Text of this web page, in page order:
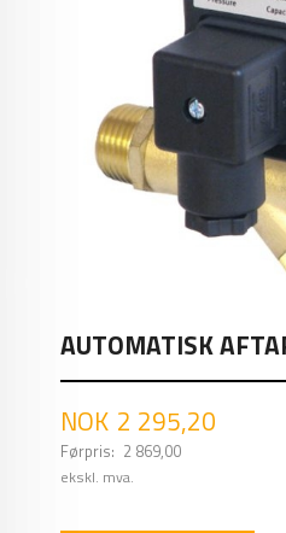
AUTOMATISK
Tilbud
NOK 2 295,20
Førpris: 2 869,00
Rabatt
ekskl. mva.